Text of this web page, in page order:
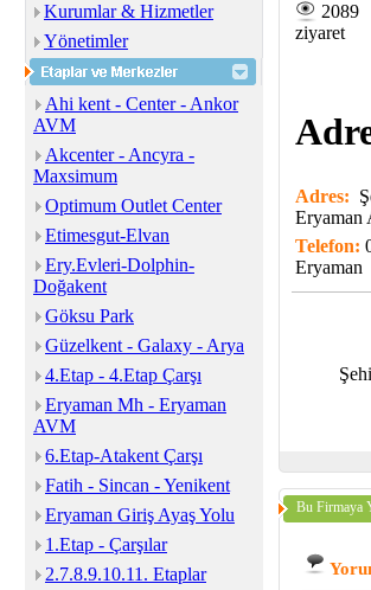
Kurumlar & Hizmetler
Yönetimler
Ahi kent - Center - Ankor
AVM
Akcenter - Ancyra -
Maxsimum
Optimum Outlet Center
Etimesgut-Elvan
Ery.Evleri-Dolphin-
Doğakent
Göksu Park
Güzelkent - Galaxy - Arya
4.Etap - 4.Etap Çarşı
Eryaman Mh - Eryaman
AVM
6.Etap-Atakent Çarşı
Fatih - Sincan - Yenikent
Eryaman Giriş Ayaş Yolu
1.Etap - Çarşılar
2.7.8.9.10.11. Etaplar
2089
ziyaret
Adres:
Telefon:
Eryaman
Bu Firmaya